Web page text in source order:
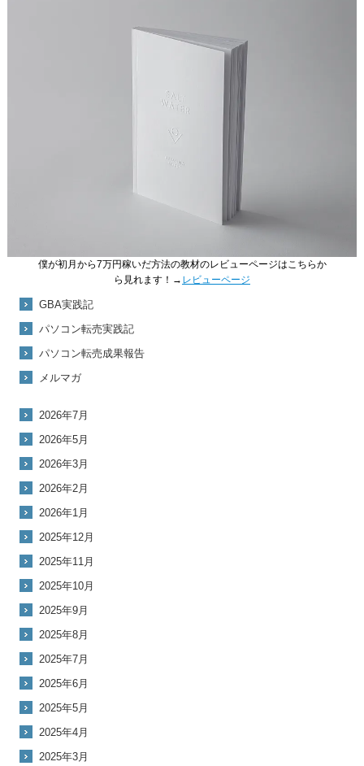
僕が初月から7万円稼いだ方法の教材のレビューページはこちらか
ら見れます！→ レビューページ
GBA実践記
パソコン転売実践記
パソコン転売成果報告
メルマガ
2026年7月
2026年5月
2026年3月
2026年2月
2026年1月
2025年12月
2025年11月
2025年10月
2025年9月
2025年8月
2025年7月
2025年6月
2025年5月
2025年4月
2025年3月